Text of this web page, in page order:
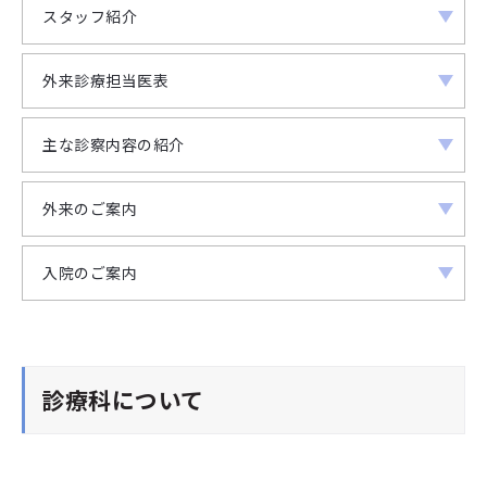
スタッフ紹介
外来診療担当医表
主な診察内容の紹介
外来のご案内
入院のご案内
診療科について